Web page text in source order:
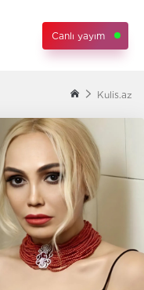
Canlı yayım
Kulis.az